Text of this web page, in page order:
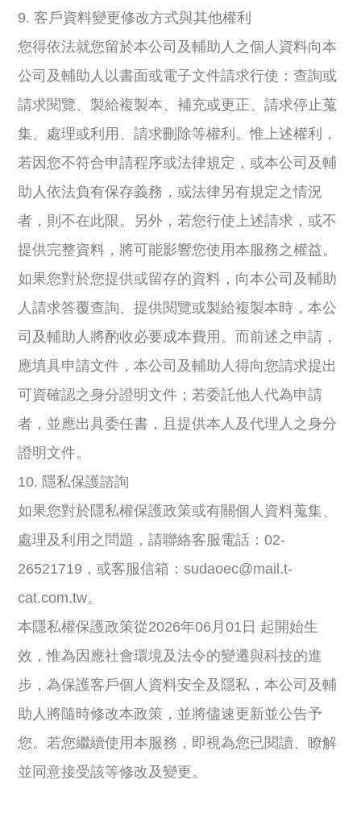
9. 客戶資料變更修改方式與其他權利
您得依法就您留於本公司及輔助人之個人資料向本
公司及輔助人以書面或電子文件請求行使：查詢或
請求閱覽、製給複製本、補充或更正、請求停止蒐
集、處理或利用、請求刪除等權利。惟上述權利，
若因您不符合申請程序或法律規定，或本公司及輔
助人依法負有保存義務，或法律另有規定之情況
者，則不在此限。另外，若您行使上述請求，或不
提供完整資料，將可能影響您使用本服務之權益。
如果您對於您提供或留存的資料，向本公司及輔助
人請求答覆查詢、提供閱覽或製給複製本時，本公
司及輔助人將酌收必要成本費用。而前述之申請，
應填具申請文件，本公司及輔助人得向您請求提出
可資確認之身分證明文件；若委託他人代為申請
者，並應出具委任書，且提供本人及代理人之身分
證明文件。
10. 隱私保護諮詢
如果您對於隱私權保護政策或有關個人資料蒐集、
處理及利用之問題，請聯絡客服電話：02-
26521719，或客服信箱：sudaoec@mail.t-
cat.com.tw。
本隱私權保護政策從2026年06月01日 起開始生
效，惟為因應社會環境及法令的變遷與科技的進
步，為保護客戶個人資料安全及隱私，本公司及輔
助人將隨時修改本政策，並將儘速更新並公告予
您。若您繼續使用本服務，即視為您已閱讀、瞭解
並同意接受該等修改及變更。